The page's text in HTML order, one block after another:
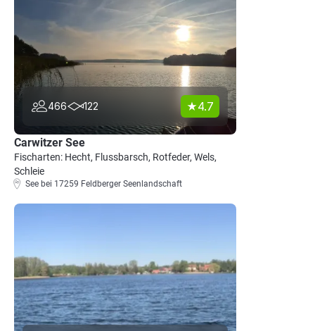
466 122 4.7
Carwitzer See
Fischarten: Hecht, Flussbarsch, Rotfeder, Wels,
Schleie
See bei 17259 Feldberger Seenlandschaft